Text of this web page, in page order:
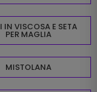
IN VISCOSA E SETA
PER MAGLIA
MISTOLANA